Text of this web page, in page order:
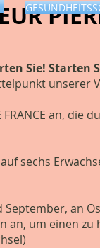
Starten
unserer
an, die
sechs
an
um einen zu